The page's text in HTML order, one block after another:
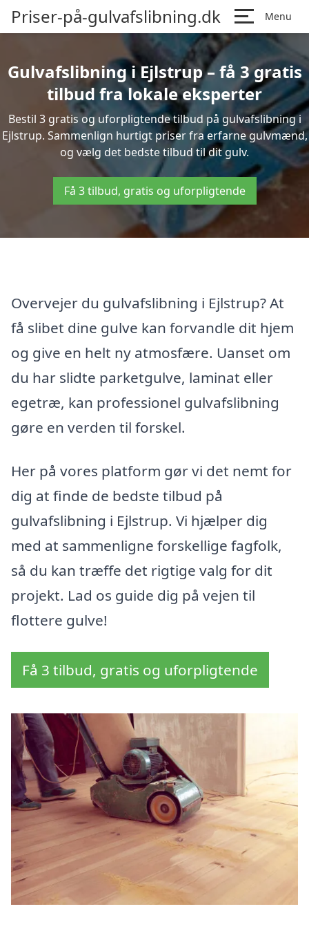
Priser-på-gulvafslibning.dk Menu
Gulvafslibning i Ejlstrup – få 3 gratis
tilbud fra lokale eksperter
Bestil 3 gratis og uforpligtende tilbud på gulvafslibning i
Ejlstrup. Sammenlign hurtigt priser fra erfarne gulvmænd,
og vælg det bedste tilbud til dit gulv.
Få 3 tilbud, gratis og uforpligtende
Overvejer du gulvafslibning i Ejlstrup? At
få slibet dine gulve kan forvandle dit hjem
og give en helt ny atmosfære. Uanset om
du har slidte parketgulve, laminat eller
egetræ, kan professionel gulvafslibning
gøre en verden til forskel.
Her på vores platform gør vi det nemt for
dig at finde de bedste tilbud på
gulvafslibning i Ejlstrup. Vi hjælper dig
med at sammenligne forskellige fagfolk,
så du kan træffe det rigtige valg for dit
projekt. Lad os guide dig på vejen til
flottere gulve!
Få 3 tilbud, gratis og uforpligtende